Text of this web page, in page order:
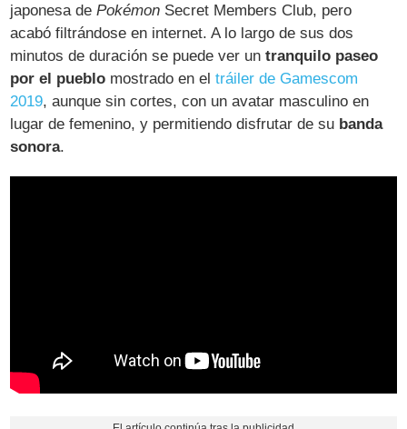
japonesa dePokémon Secret Members Club, pero
acabó filtrándose en internet. A lo largo de sus dos
minutos de duración se puede ver untranquilo paseo
por el pueblo mostrado en eltráiler de Gamescom
2019, aunque sin cortes, con un avatar masculino en
lugar de femenino, y permitiendo disfrutar de su banda
sonora.